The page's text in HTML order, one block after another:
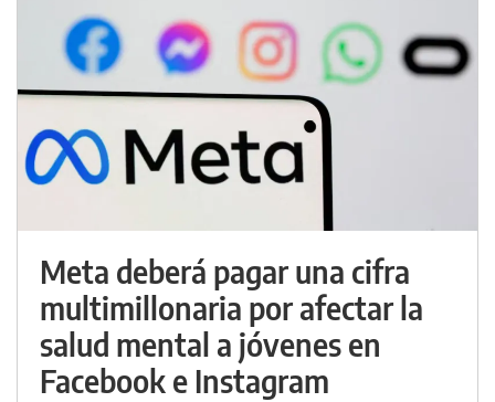
Meta deberá pagar una cifra
multimillonaria por afectar la
salud mental a jóvenes en
Facebook e Instagram